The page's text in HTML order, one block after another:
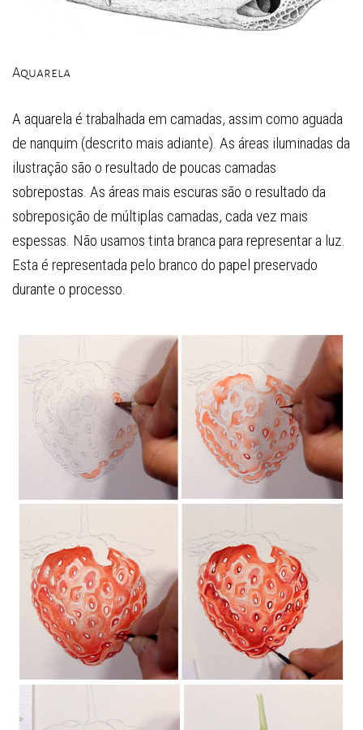
Aquarela
A aquarela é trabalhada em camadas, assim como aguada
de nanquim (descrito mais adiante). As áreas iluminadas da
ilustração são o resultado de poucas camadas
sobrepostas. As áreas mais escuras são o resultado da
sobreposição de múltiplas camadas, cada vez mais
espessas. Não usamos tinta branca para representar a luz.
Esta é representada pelo branco do papel preservado
durante o processo.